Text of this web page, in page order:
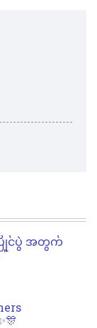
ပြိုင်ပွဲ အတွက်
"